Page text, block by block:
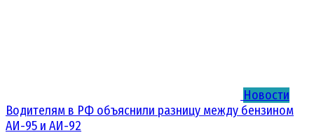
Новости
Водителям в РФ объяснили разницу между бензином
АИ-95 и АИ-92